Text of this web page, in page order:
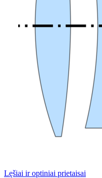
Lęšiai ir optiniai prietaisai